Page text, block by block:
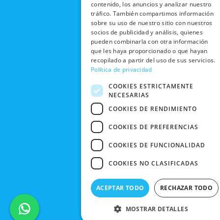
m
NOSOTROS
NUESTRAS
TIENDAS
BLACK
FRIDAY
CONTACTO
DEVOLUCIONES
Y CAMBIOS
CANCELAR
PEDIDO
CONDICIONES
DE COMPRA
contenido, los anuncios y analizar nuestro
tráfico. También compartimos información
sobre su uso de nuestro sitio con nuestros
socios de publicidad y análisis, quienes
pueden combinarla con otra información
que les haya proporcionado o que hayan
recopilado a partir del uso de sus servicios.
Política de privacidad
COOKIES ESTRICTAMENTE
NECESARIAS
COOKIES DE RENDIMIENTO
COOKIES DE PREFERENCIAS
COOKIES DE FUNCIONALIDAD
COOKIES NO CLASIFICADAS
ACEPTAR TODO RECHAZAR TODO
MOSTRAR DETALLES